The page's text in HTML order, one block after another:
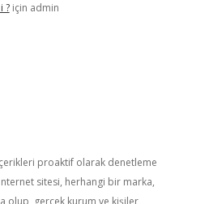
?için admin
proaktif olarak denetleme
sitesi, herhangi bir marka,
olup, gerçek kurum ve kişiler